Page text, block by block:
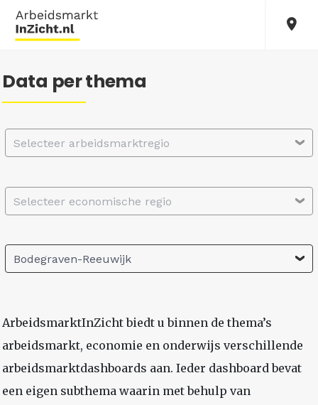
Data per thema
Selecteer arbeidsmarktregio
Selecteer economische regio
Bodegraven-Reeuwijk
ArbeidsmarktInZicht biedt u binnen de thema’s
arbeidsmarkt, economie en onderwijs verschillende
arbeidsmarktdashboards aan. Ieder dashboard bevat
een eigen subthema waarin met behulp van